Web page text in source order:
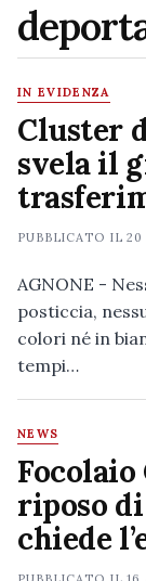
IN EVIDENZA
Cluster
svela il
PUBBLICATO IL20
AGNONE -
posticcia,
colori né in
tempi…
NEWS
Focolaio
riposo
chiede